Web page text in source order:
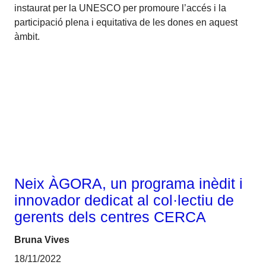
instaurat per la UNESCO per promoure l’accés i la
participació plena i equitativa de les dones en aquest
àmbit.
Neix ÀGORA, un programa inèdit i
innovador dedicat al col·lectiu de
gerents dels centres CERCA
Bruna Vives
18/11/2022